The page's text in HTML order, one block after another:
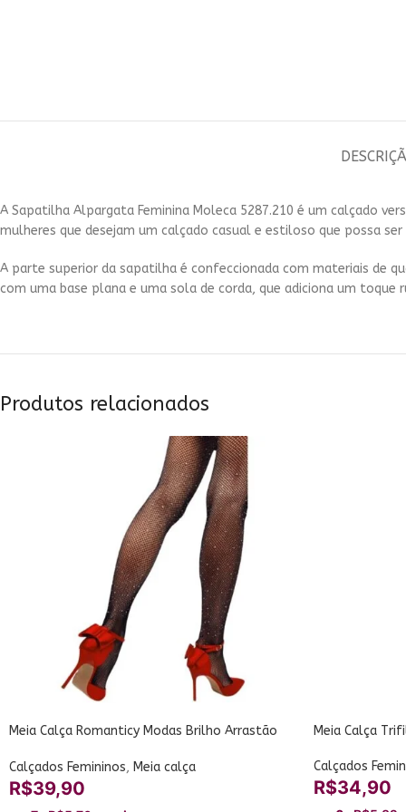
A Sapatilha Alpargata Feminina Moleca 5287.210 é um calçado
mulheres que desejam um calçado casual e estiloso que possa ser
A parte superior da sapatilha é confeccionada com materiais de
com uma base plana e uma sola de corda, que adiciona um toque
Produtos relacionados
Meia Calça Romanticy Modas Brilho Arrastão
Calçados Femininos, Meia calça
R$39,90
Meia Calça
Calçados
R$34,90